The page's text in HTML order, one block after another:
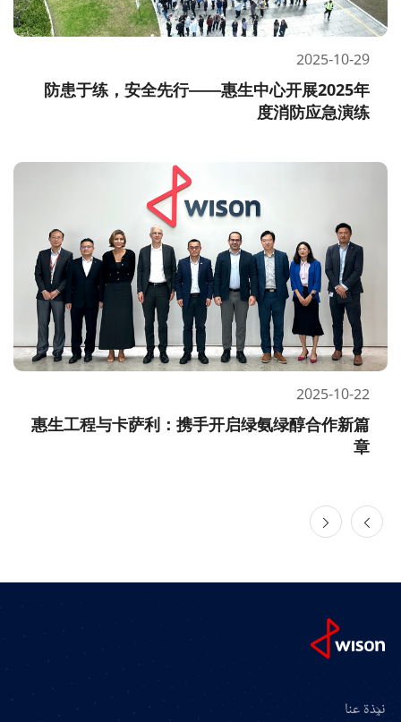
防患于练，安全先行——惠生中心开展2025年
度消防应急演练
2025-10-29
惠生工程与卡萨利：携手开启绿氨绿醇合作新篇
章
2025-10-22
نبذة عنا